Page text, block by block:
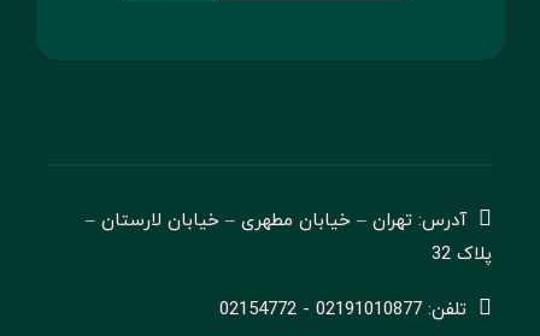
آدرس: تهران – خیابان مطهری – خیابان لارستان –
پلاک 32
تلفن: 02191010877 - 02154772